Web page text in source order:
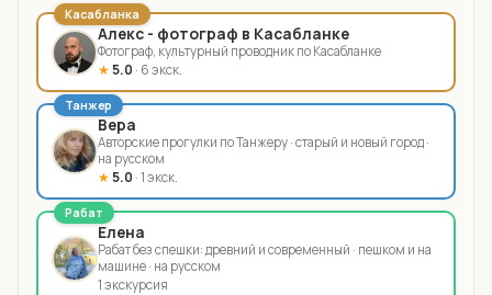
Касабланкa
Алекс - фотограф в Касабланке
Фотограф, культурный проводник по Касабланке
★ 5.0 · 6 экск.
Танжер
Вера
Авторские прогулки по Танжеру · старый и новый город ·
на русском
★ 5.0 · 1 экск.
Рабат
Елена
Рабат без спешки: древний и современный · пешком и на
машине · на русском
1 экскурсия